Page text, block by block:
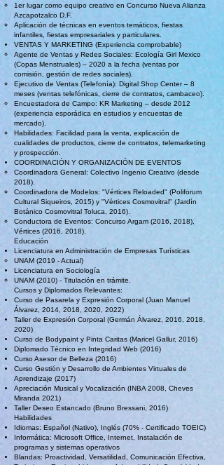
1er lugar como equipo creativo en Concurso Nueva Alianza
Azcapotzalco D.F.
Aplicación de técnicas en eventos temáticos, fiestas
infantiles, fiestas empresariales y particulares.
VENTAS Y MARKETING (Experiencia comprobable)
Agente de Ventas y Redes Sociales: Ecología Girl Mexico
(Copas Menstruales) – 2020 a la fecha (ventas por
comisión, gestión de redes sociales).
Ejecutivo de Ventas (Telefonía): Digital Shop Center – 8
meses (ventas telefónicas, cierre de contratos, cambaceo).
Encuestadora de Campo: KR Marketing – desde 2012
(experiencia esporádica en estudios y encuestas de
mercado).
Habilidades: Facilidad para la venta, explicación de
cualidades de productos, cierre de contratos, telemarketing
y prospección.
COORDINACIÓN Y ORGANIZACIÓN DE EVENTOS
Coordinadora General: Colectivo Ingenio Creativo (desde
2018).
Coordinadora de Modelos: "Vértices Reloaded" (Poliforum
Cultural Siqueiros, 2015) y "Vértices Cosmovitral" (Jardín
Botánico Cosmovitral Toluca, 2016).
Conductora de Eventos: Concurso Argam (2016, 2018),
Vértices (2016, 2018).
Educación
Licenciatura en Administración de Empresas Turísticas
UNAM (2019 - Actual)
Licenciatura en Sociología
UNAM (2010) - Titulación en trámite.
Cursos y Diplomados Relevantes:
Curso de Pasarela y Expresión Corporal (Juan Manuel
Álvarez, 2014, 2018, 2020, 2022)
Taller de Expresión Corporal (Germán Álvarez, 2016, 2018,
2020)
Curso de Bodypaint y Pinta Caritas (Maricel Gallur, 2016)
Diplomado Técnico en Integridad Web (2016)
Curso Asesor de Belleza (2016)
Curso Gestión y Desarrollo de Ambientes Virtuales de
Aprendizaje (2017)
Apreciación Musical y Vocalización (INBA 2008, Cheves
Miranda 2021)
Taller Deseo Estancado (Bruno Bressani, 2016)
Habilidades
Idiomas: Español (Nativo), Inglés (70% - Certificado TOEIC)
Informática: Microsoft Office, Internet, Instalación de
programas y sistemas operativos
Blandas: Proactividad, Versatilidad, Comunicación Efectiva,